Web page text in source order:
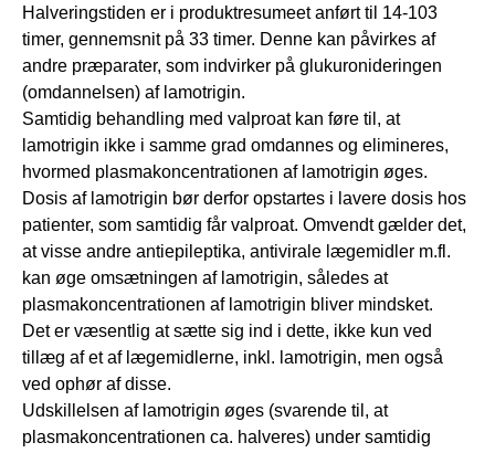
Halveringstiden er i produktresumeet anført til 14-103
timer, gennemsnit på 33 timer. Denne kan påvirkes af
andre præparater, som indvirker på glukuronideringen
(omdannelsen) af lamotrigin.
Samtidig behandling med valproat kan føre til, at
lamotrigin ikke i samme grad omdannes og elimineres,
hvormed plasmakoncentrationen af lamotrigin øges.
Dosis af lamotrigin bør derfor opstartes i lavere dosis hos
patienter, som samtidig får valproat. Omvendt gælder det,
at visse andre antiepileptika, antivirale lægemidler m.fl.
kan øge omsætningen af lamotrigin, således at
plasmakoncentrationen af lamotrigin bliver mindsket.
Det er væsentlig at sætte sig ind i dette, ikke kun ved
tillæg af et af lægemidlerne, inkl. lamotrigin, men også
ved ophør af disse.
Udskillelsen af lamotrigin øges (svarende til, at
plasmakoncentrationen ca. halveres) under samtidig